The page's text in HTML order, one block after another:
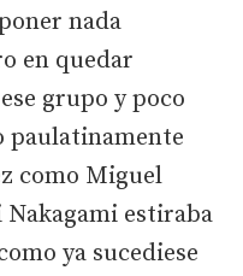
nada
en quedar
grupo y poco
paulatinamente
como Miguel
estiraba
ya sucediese